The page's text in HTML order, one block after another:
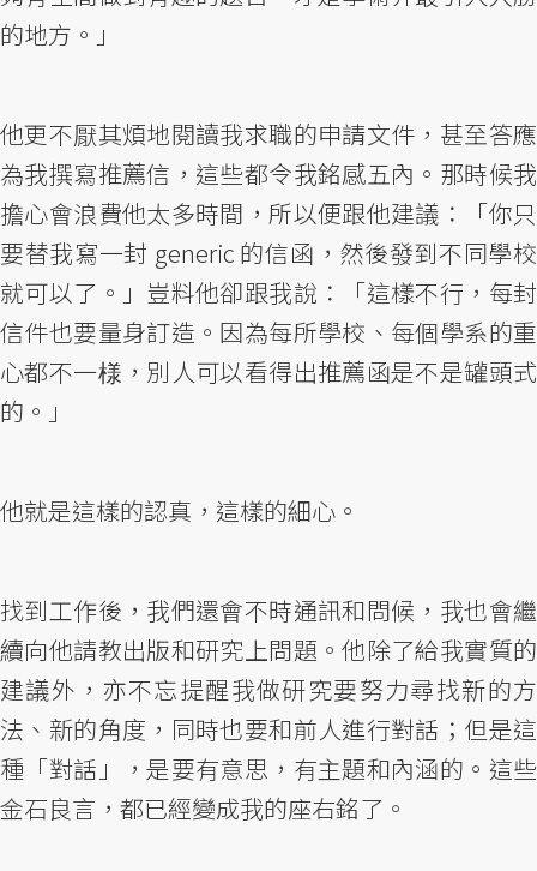
的地方。」
他更不厭其煩地閱讀我求職的申請文件，甚至答應
為我撰寫推薦信，這些都令我銘感五內。那時候我
擔心會浪費他太多時間，所以便跟他建議：「你只
要替我寫一封 generic 的信函，然後發到不同學校
就可以了。」豈料他卻跟我說：「這樣不行，每封
信件也要量身訂造。因為每所學校、每個學系的重
心都不一様，別人可以看得出推薦函是不是罐頭式
的。」
他就是這樣的認真，這樣的細心。
找到工作後，我們還會不時通訊和問候，我也會繼
續向他請教出版和研究上問題。他除了給我實質的
建議外，亦不忘提醒我做研究要努力尋找新的方
法、新的角度，同時也要和前人進行對話；但是這
種「對話」，是要有意思，有主題和內涵的。這些
金石良言，都已經變成我的座右銘了。